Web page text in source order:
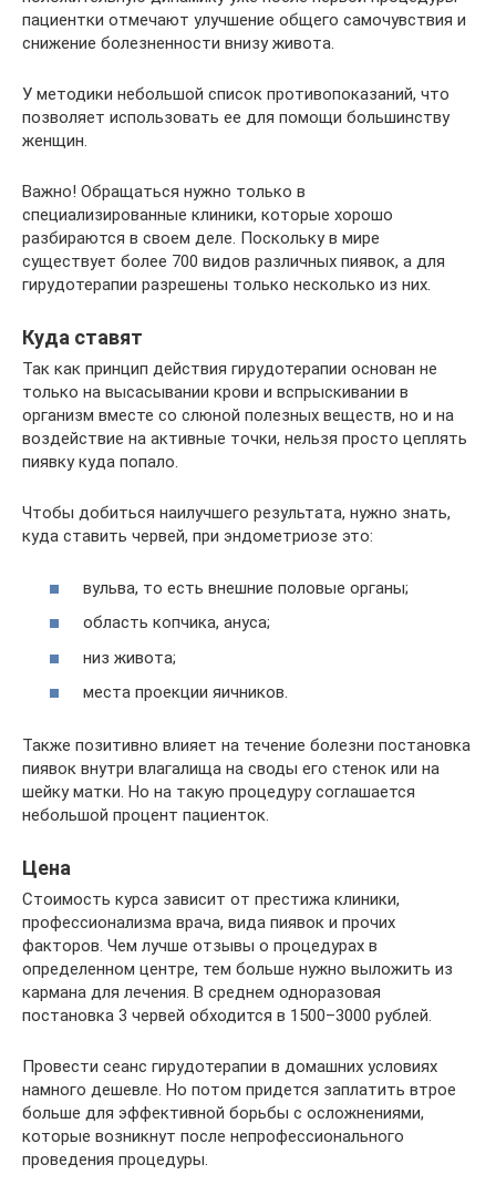
пациентки отмечают улучшение общего самочувствия и
снижение болезненности внизу живота.
У методики небольшой список противопоказаний, что
позволяет использовать ее для помощи большинству
женщин.
Важно! Обращаться нужно только в
специализированные клиники, которые хорошо
разбираются в своем деле. Поскольку в мире
существует более 700 видов различных пиявок, а для
гирудотерапии разрешены только несколько из них.
Куда ставят
Так как принцип действия гирудотерапии основан не
только на высасывании крови и вспрыскивании в
организм вместе со слюной полезных веществ, но и на
воздействие на активные точки, нельзя просто цеплять
пиявку куда попало.
Чтобы добиться наилучшего результата, нужно знать,
куда ставить червей, при эндометриозе это:
вульва, то есть внешние половые органы;
область копчика, ануса;
низ живота;
места проекции яичников.
Также позитивно влияет на течение болезни постановка
пиявок внутри влагалища на своды его стенок или на
шейку матки. Но на такую процедуру соглашается
небольшой процент пациенток.
Цена
Стоимость курса зависит от престижа клиники,
профессионализма врача, вида пиявок и прочих
факторов. Чем лучше отзывы о процедурах в
определенном центре, тем больше нужно выложить из
кармана для лечения. В среднем одноразовая
постановка 3 червей обходится в 1500–3000 рублей.
Провести сеанс гирудотерапии в домашних условиях
намного дешевле. Но потом придется заплатить втрое
больше для эффективной борьбы с осложнениями,
которые возникнут после непрофессионального
проведения процедуры.